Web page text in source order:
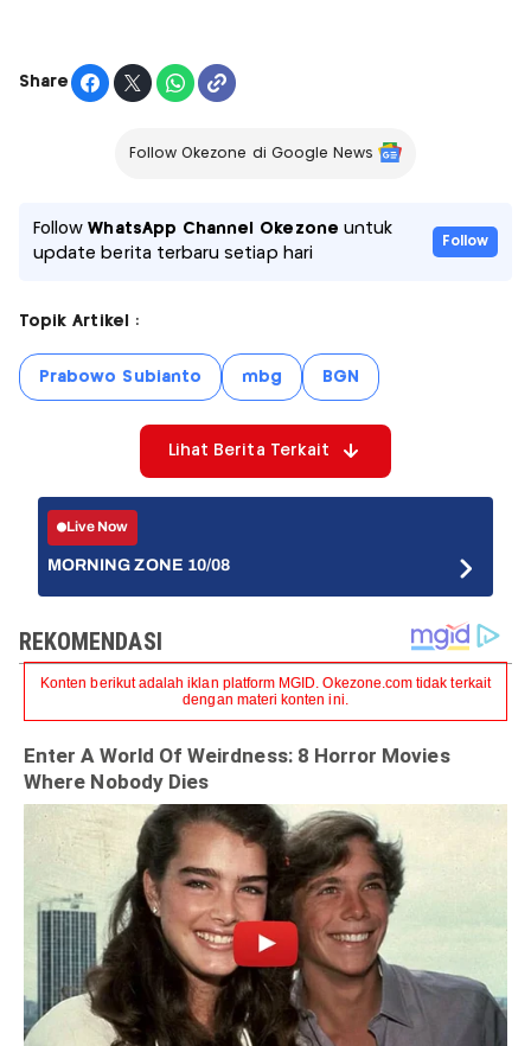
Share
Follow Okezone di Google News
FollowWhatsApp Channel Okezone untuk
update berita terbaru setiap hari
Follow
Topik Artikel :
Prabowo Subianto mbg BGN
Lihat Berita Terkait
Live Now
MORNING ZONE 10/08